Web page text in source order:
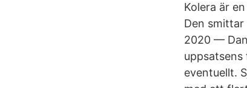
Kolera är
Den
2020 —
uppsatsens
eventuellt.